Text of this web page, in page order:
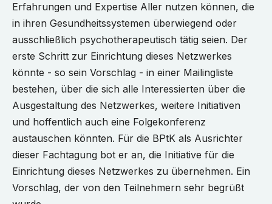
Erfahrungen und Expertise Aller nutzen können, die
in ihren Gesundheitssystemen überwiegend oder
ausschließlich psychotherapeutisch tätig seien. Der
erste Schritt zur Einrichtung dieses Netzwerkes
könnte - so sein Vorschlag - in einer Mailingliste
bestehen, über die sich alle Interessierten über die
Ausgestaltung des Netzwerkes, weitere Initiativen
und hoffentlich auch eine Folgekonferenz
austauschen könnten. Für die BPtK als Ausrichter
dieser Fachtagung bot er an, die Initiative für die
Einrichtung dieses Netzwerkes zu übernehmen. Ein
Vorschlag, der von den Teilnehmern sehr begrüßt